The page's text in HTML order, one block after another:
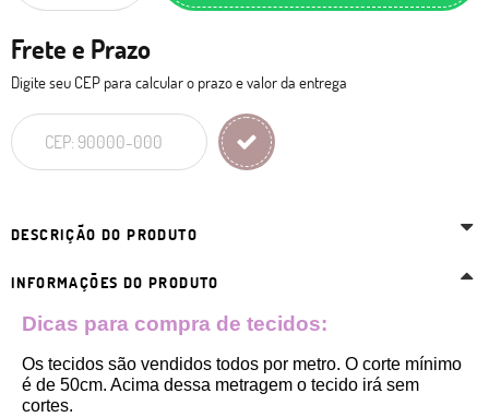
Frete e Prazo
Digite seu CEP para calcular o prazo e valor da entrega
DESCRIÇÃO DO PRODUTO
INFORMAÇÕES DO PRODUTO
Dicas para compra de tecidos:
Os tecidos são vendidos todos por metro. O corte mínimo
é de 50cm. Acima dessa metragem o tecido irá sem
cortes.